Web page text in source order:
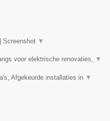
Screenshot ▼
voor elektrische renovaties, ▼
Afgekeurde installaties in ▼